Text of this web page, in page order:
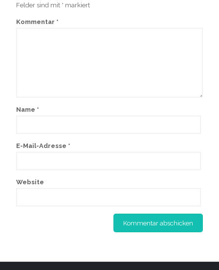
Felder sind mit * markiert
Kommentar *
Name *
E-Mail-Adresse *
Website